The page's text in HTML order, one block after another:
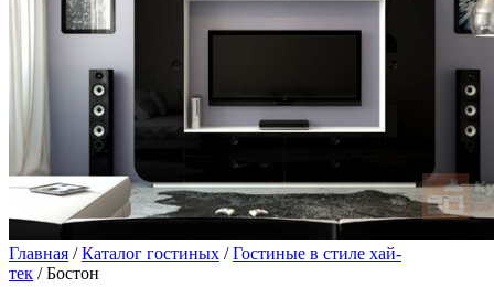
Главная /Каталог гостиных /Гостиные в стиле хай-
тек / Бостон